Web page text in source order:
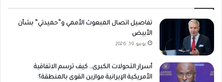
تفاصيل اتصال المبعوث الأممي و”حميدتي” بشأن
الأبيض
يونيو 19, 2026
أسرار التحولات الكبرى.. كيف ترسم الاتفاقية
الأمريكية الإيرانية موازين القوى بالمنطقة؟